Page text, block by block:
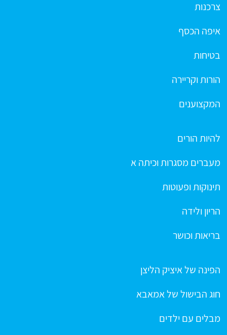
צרכנות
איפה הכסף
בטיחות
הורות וקריירה
המקצוענים
להיות הורים
מעברים מסגרות וכיתה א
תינוקות ופעוטות
הריון ולידה
בריאות וכושר
הפינה של איציק הליצן
חוג הבישול של אמאבא
מבלים עם ילדים